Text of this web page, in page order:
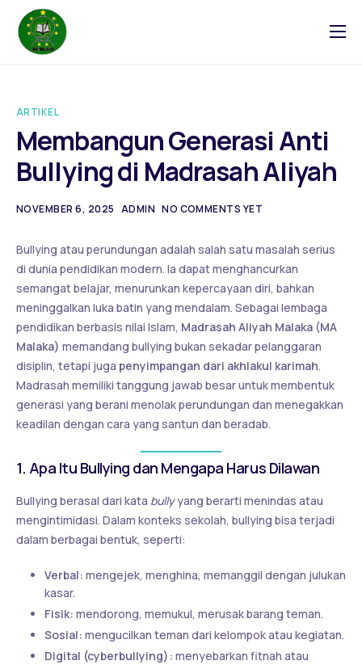
Tentang
Kontak
ARTIKEL
Membangun Generasi Anti
Bullying di Madrasah Aliyah
NOVEMBER 6, 2025 ADMIN NO COMMENTS YET
Bullying atau perundungan adalah salah satu masalah serius
di dunia pendidikan modern. Ia dapat menghancurkan
semangat belajar, menurunkan kepercayaan diri, bahkan
meninggalkan luka batin yang mendalam. Sebagai lembaga
pendidikan berbasis nilai Islam, Madrasah Aliyah Malaka (MA
Malaka) memandang bullying bukan sekadar pelanggaran
disiplin, tetapi juga penyimpangan dari akhlakul karimah.
Madrasah memiliki tanggung jawab besar untuk membentuk
generasi yang berani menolak perundungan dan menegakkan
keadilan dengan cara yang santun dan beradab.
1. Apa Itu Bullying dan Mengapa Harus Dilawan
Bullying berasal dari kata bullyyang berarti menindas atau
mengintimidasi. Dalam konteks sekolah, bullying bisa terjadi
dalam berbagai bentuk, seperti:
Verbal: mengejek, menghina, memanggil dengan julukan
kasar.
Fisik: mendorong, memukul, merusak barang teman.
Sosial: mengucilkan teman dari kelompok atau kegiatan.
Digital (cyberbullying): menyebarkan fitnah atau